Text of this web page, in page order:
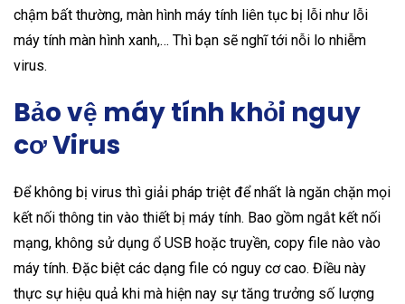
chậm bất thường, màn hình máy tính liên tục bị lỗi như lỗi
máy tính màn hình xanh,… Thì bạn sẽ nghĩ tới nỗi lo nhiễm
virus.
Bảo vệ máy tính khỏi nguy
cơ Virus
Để không bị virus thì giải pháp triệt để nhất là ngăn chặn mọi
kết nối thông tin vào thiết bị máy tính. Bao gồm ngắt kết nối
mạng, không sử dụng ổ USB hoặc truyền, copy file nào vào
máy tính. Đặc biệt các dạng file có nguy cơ cao. Điều này
thực sự hiệu quả khi mà hiện nay sự tăng trưởng số lượng